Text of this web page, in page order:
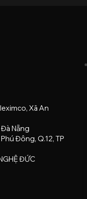
Xã An
Nẵng
Đông, Q.12, TP
ĐỨC